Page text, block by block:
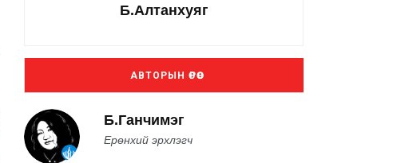
Б.Алтанхуяг
АВТОРЫН ӨРӨӨ
Б.Ганчимэг
Ерөнхий эрхлэгч